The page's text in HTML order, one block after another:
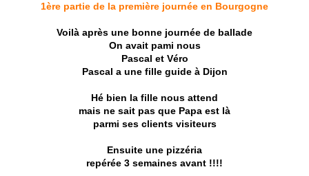
1ère partie de la première journée en Bourgogne
Voilà après une bonne journée de ballade
On avait pami nous
Pascal et Véro
Pascal a une fille guide à Dijon
Hé bien la fille nous attend
mais ne sait pas que Papa est là
parmi ses clients visiteurs
Ensuite une pizzéria
repérée 3 semaines avant !!!!